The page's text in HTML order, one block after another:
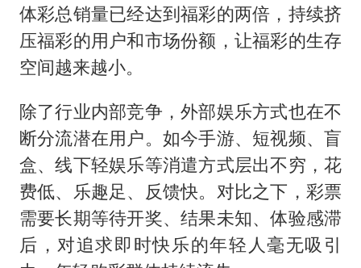
体彩总销量已经达到福彩的两倍，持续挤
压福彩的用户和市场份额，让福彩的生存
空间越来越小。
除了行业内部竞争，外部娱乐方式也在不
断分流潜在用户。如今手游、短视频、盲
盒、线下轻娱乐等消遣方式层出不穷，花
费低、乐趣足、反馈快。对比之下，彩票
需要长期等待开奖、结果未知、体验感滞
后，对追求即时快乐的年轻人毫无吸引